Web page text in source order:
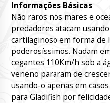
Informações Básicas
Não raros nos mares e
predadores atacam
cartilaginoso em forma de
poderosíssimos. Nadam
cegantes 110Km/h sob a
veneno pararam de
usando-o apenas em
para Gladifish por